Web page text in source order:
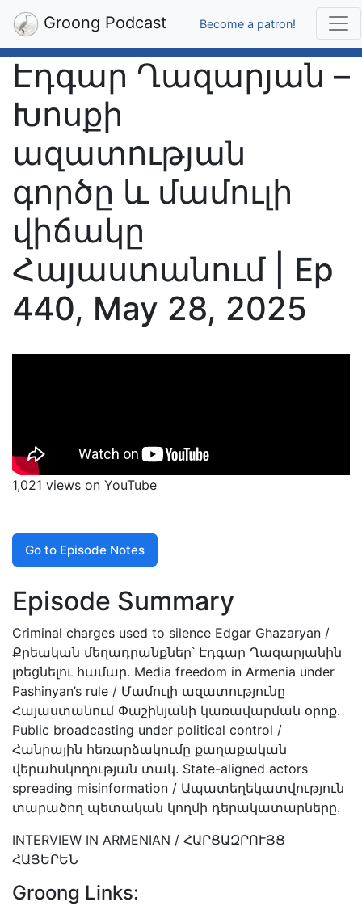
Groong Podcast Become a patron!
Էդգար Ղազարյան –
Խոսքի
ազատության
գործը և մամուլի
վիճակը
Հայաստանում | Ep
440, May 28, 2025
1,021 views on YouTube
Go to Episode Notes
Episode Summary
Criminal charges used to silence Edgar Ghazaryan /
Քրեական մեղադրանքներ՝ Էդգար Ղազարյանին
լռեցնելու համար. Media freedom in Armenia under
Pashinyan’s rule / Մամուլի ազատությունը
Հայաստանում Փաշինյանի կառավարման օրոք.
Public broadcasting under political control /
Հանրային հեռարձակումը քաղաքական
վերահսկողության տակ. State-aligned actors
spreading misinformation / Ապատեղեկատվություն
տարածող պետական կողմի դերակատարները.
INTERVIEW IN ARMENIAN / ՀԱՐՑԱԶՐՈՒՅՑ
ՀԱՅԵՐԵՆ
Groong Links: